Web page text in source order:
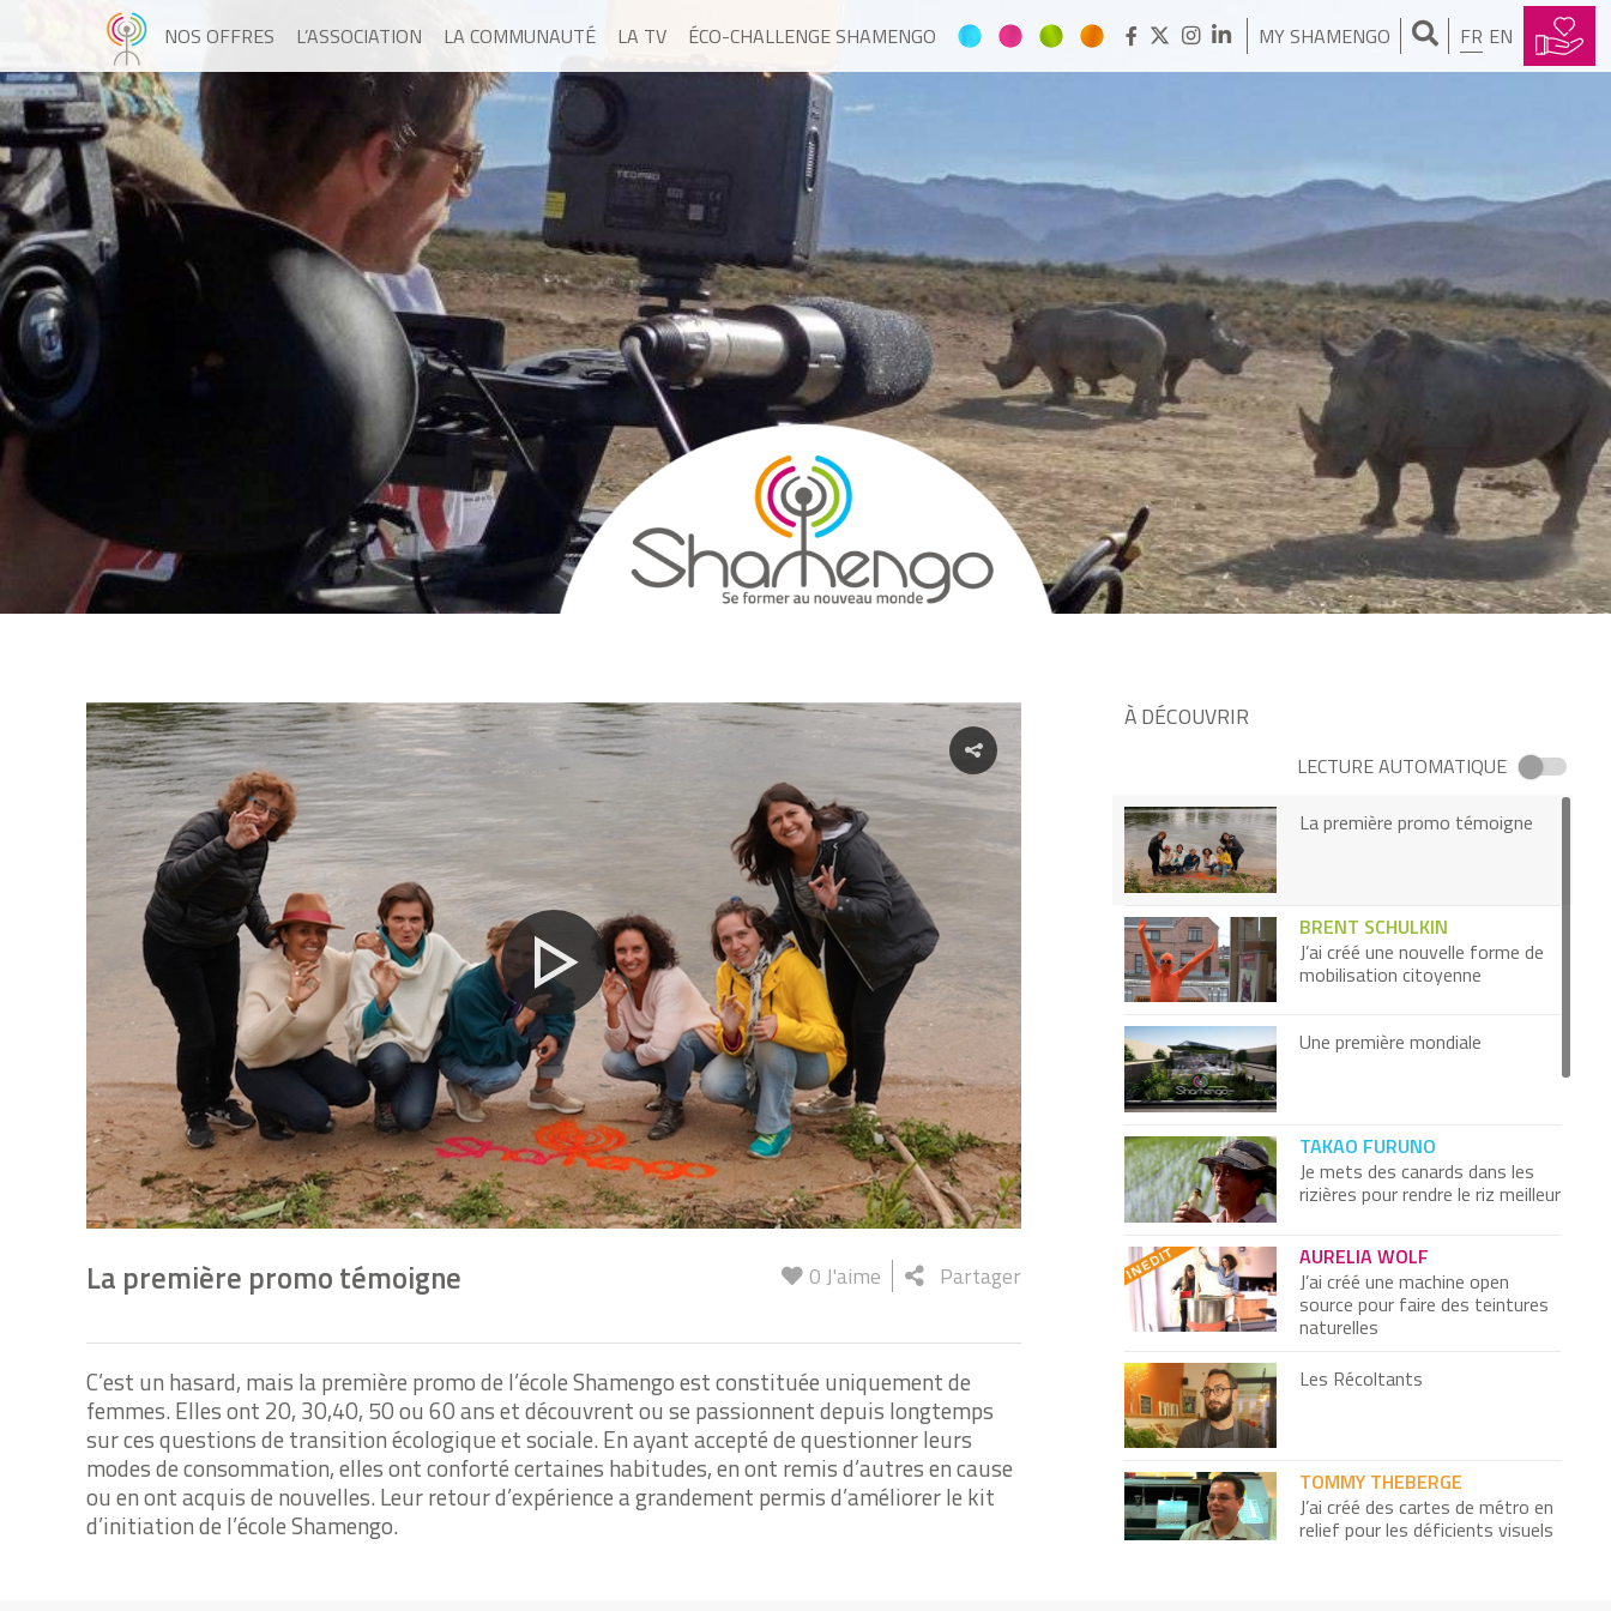
NOS OFFRES L’ASSOCIATION LA COMMUNAUTÉ LA TV ÉCO-CHALLENGE SHAMENGO MY SHAMENGO FR EN
La première promo témoigne 0 J'aime Partager
C’est un hasard, mais la première promo de l’école Shamengo est constituée uniquement de
femmes. Elles ont 20, 30,40, 50 ou 60 ans et découvrent ou se passionnent depuis longtemps
sur ces questions de transition écologique et sociale. En ayant accepté de questionner leurs
modes de consommation, elles ont conforté certaines habitudes, en ont remis d’autres en cause
ou en ont acquis de nouvelles. Leur retour d’expérience a grandement permis d’améliorer le kit
d’initiation de l’école Shamengo.
À DÉCOUVRIR
LECTURE AUTOMATIQUE
La première promo témoigne
BRENT SCHULKIN
J’ai créé une nouvelle forme de
mobilisation citoyenne
Une première mondiale
TAKAO FURUNO
Je mets des canards dans les
rizières pour rendre le riz meilleur
AURELIA WOLF
J’ai créé une machine open
source pour faire des teintures
naturelles
Les Récoltants
TOMMY THEBERGE
J’ai créé des cartes de métro en
relief pour les déficients visuels